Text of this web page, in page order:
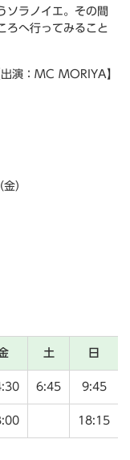
ソラノイエ。その間
ろへ行ってみること
出演：MC MORIYA】
）
土 日
6:45 9:45
18:15